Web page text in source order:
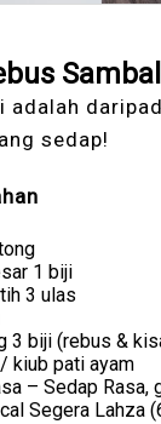
adalah
sedap!
1 biji
3 ulas
3 biji (rebus &
kiub pati ayam
– Sedap Rasa,
Segera Lahza